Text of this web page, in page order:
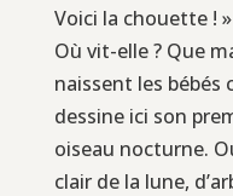
Voici la chouette ! »
Où vit-elle ? Que
naissent les bébés
dessine ici son
oiseau nocturne.
clair de la lune,